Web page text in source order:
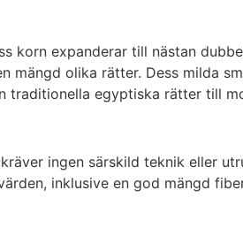
korn expanderar till nästan
olika rätter. Dess milda
traditionella egyptiska rätter till
ingen särskild teknik eller
inklusive en god mängd